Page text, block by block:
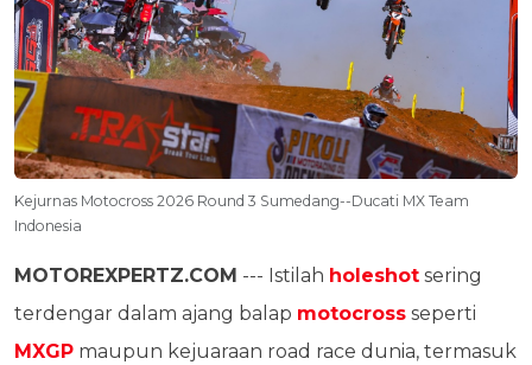
Kejurnas Motocross 2026 Round 3 Sumedang--Ducati MX Team
Indonesia
MOTOREXPERTZ.COM --- Istilah holeshot sering
terdengar dalam ajang balap motocross seperti
MXGP maupun kejuaraan road race dunia, termasuk